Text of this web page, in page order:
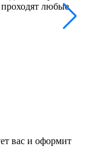
любые
вас и оформит